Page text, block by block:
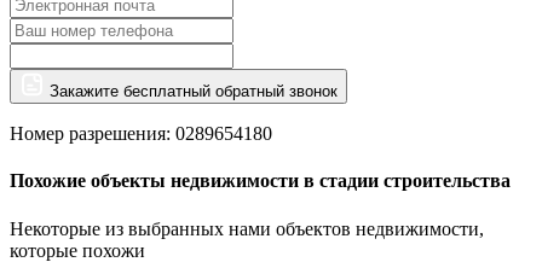
Закажите бесплатный обратный звонок
Номер разрешения: 0289654180
Похожие объекты недвижимости в стадии строительства
Некоторые из выбранных нами объектов недвижимости,
которые похожи